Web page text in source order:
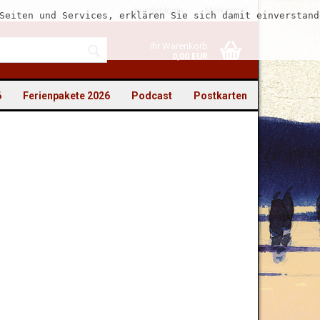
Kundenlogin Merkzettel
Ihr Warenkorb
0,00 EUR
und Services, erklären Sie sich damit
Postkarten
Podcast
Ferienpakete 2026